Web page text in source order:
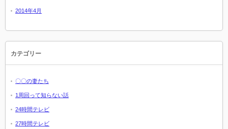
2014年4月
カテゴリー
〇〇の妻たち
1周回って知らない話
24時間テレビ
27時間テレビ